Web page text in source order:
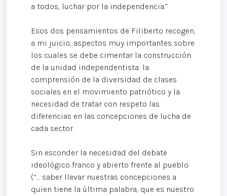
a todos, luchar por la independencia.”
Esos dos pensamientos de Filiberto recogen,
a mi juicio, aspectos muy importantes sobre
los cuales se debe cimentar la construcción
de la unidad independentista: la
comprensión de la diversidad de clases
sociales en el movimiento patriótico y la
necesidad de tratar con respeto las
diferencias en las concepciones de lucha de
cada sector.
Sin esconder la necesidad del debate
ideológico franco y abierto frente al pueblo
(“… saber llevar nuestras concepciones a
quien tiene la última palabra, que es nuestro